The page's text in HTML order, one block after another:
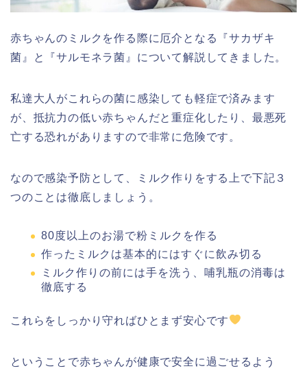
赤ちゃんのミルクを作る際に厄介となる『サカザキ
菌』と『サルモネラ菌』について解説してきました。
私達大人がこれらの菌に感染しても軽症で済みます
が、抵抗力の低い赤ちゃんだと重症化したり、最悪死
亡する恐れがありますので非常に危険です。
なので感染予防として、ミルク作りをする上で下記３
つのことは徹底しましょう。
80度以上のお湯で粉ミルクを作る
作ったミルクは基本的にはすぐに飲み切る
ミルク作りの前には手を洗う、哺乳瓶の消毒は
徹底する
これらをしっかり守ればひとまず安心です
ということで赤ちゃんが健康で安全に過ごせるよう